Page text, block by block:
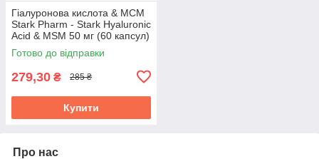
Гіалуронова кислота & МСМ
Stark Pharm - Stark Hyaluronic
Acid & MSM 50 мг (60 капсул)
Готово до відправки
279,30 ₴ 285 ₴
Купити
Про нас